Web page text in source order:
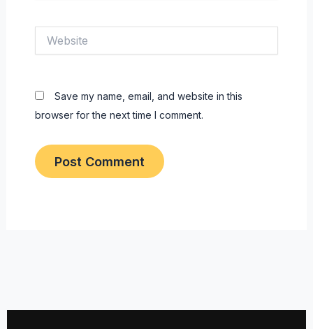
Save my name, email, and website in this
browser for the next time I comment.